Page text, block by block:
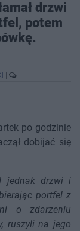
drzwi
potem
po godzinie
dobijać się
jednak drzwi i
portfel z
o zdarzeniu
ruszyli na jego